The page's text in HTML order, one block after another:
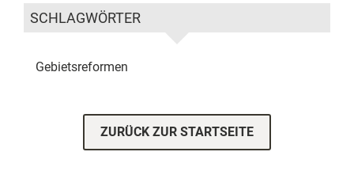
SCHLAGWÖRTER
Gebietsreformen
ZURÜCK ZUR STARTSEITE